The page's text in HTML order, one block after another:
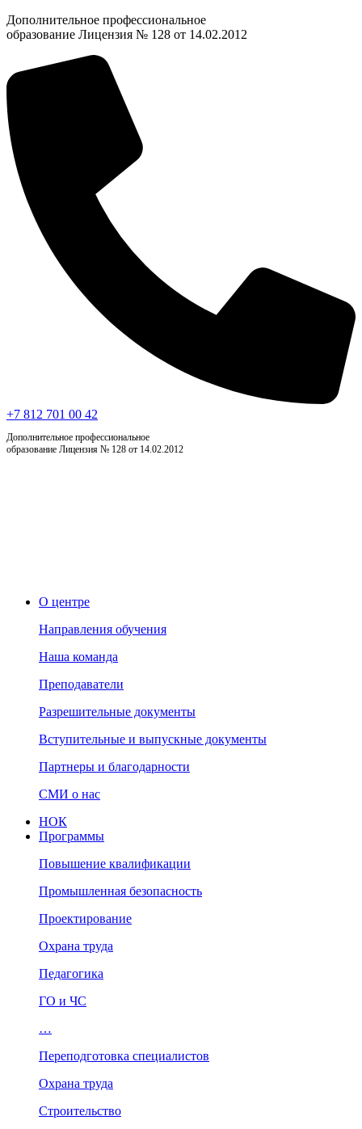
Дополнительное профессиональное
образование Лицензия № 128 от 14.02.2012
+7 812 701 00 42
Дополнительное профессиональное
образование Лицензия № 128 от 14.02.2012
О центре
Направления обучения
Наша команда
Преподаватели
Разрешительные документы
Вступительные и выпускные документы
Партнеры и благодарности
СМИ о нас
НОК
Программы
Повышение квалификации
Промышленная безопасность
Проектирование
Охрана труда
Педагогика
ГО и ЧС
…
Переподготовка специалистов
Охрана труда
Строительство